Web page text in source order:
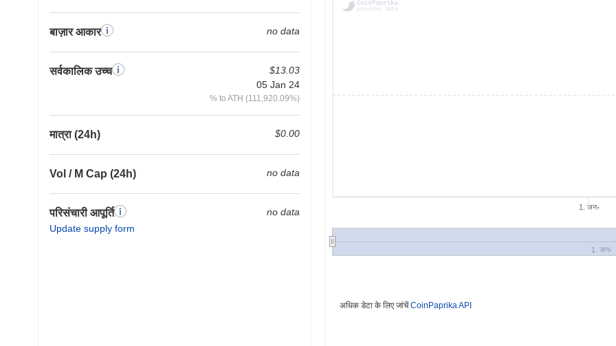
बाज़ार आकार no data
सर्वकालिक उच्च
$13.03
05 Jan 24
% to ATH (111,920.09%)
मात्रा (24h) $0.00
Vol / M Cap (24h) no data
परिसंचारी आपूर्ति
Update supply form
no data 1. जन॰
1. जन॰
अधिक डेटा के लिए जांचेंCoinPaprika API